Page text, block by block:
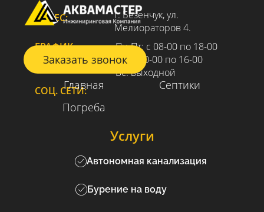
АДРЕС:
г. Безенчук, ул.
Мелиораторов 4.
ГРАФИК
РАБОТЫ:
Пн-Пт: с 08-00 по 18-00
Сб: с 10-00 по 16-00
Вс: выходной
СОЦ. СЕТИ:
Услуги
Автономная канализация
Бурение на воду
Заказать звонок
Главная
Септики
Погреба